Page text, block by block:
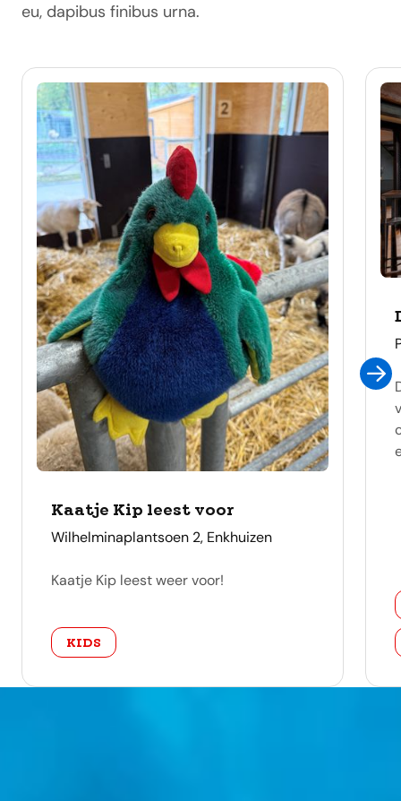
eu, dapibus finibus urna.
Kaatje Kip leest voor
adres
Wilhelminaplantsoen 2, Enkhuizen
Kaatje Kip leest weer voor!
categorie
KIDS